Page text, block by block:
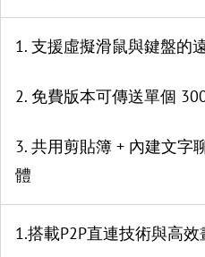
1. 支援虛擬滑鼠與鍵盤的
2. 免費版本可傳送單個
3. 共用剪貼簿 + 內建文字
體
1.搭載P2P直連技術與高